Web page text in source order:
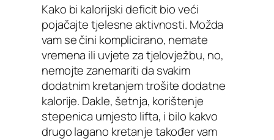
Kako bi kalorijski deficit bio veći
pojačajte tjelesne aktivnosti. Možda
vam se čini komplicirano, nemate
vremena ili uvjete za tjelovježbu, no,
nemojte zanemariti da svakim
dodatnim kretanjem trošite dodatne
kalorije. Dakle, šetnja, korištenje
stepenica umjesto lifta, i bilo kakvo
drugo lagano kretanje također vam